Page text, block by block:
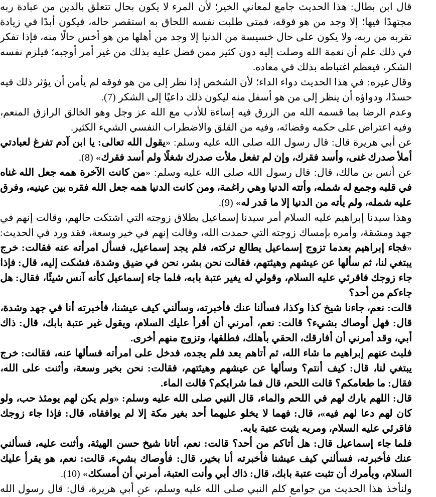
قال ابن بطال: هذا الحديث جامع لمعاني الخير؛ لأن المرء لا يكون بحال تتعلق بالدين من عبادة ربه
مجتهدًا فيها؛ إلا وجد من هو فوقه، فمتى طلبت نفسه اللحاق به استقصر حاله، فيكون أبدًا في زيادة
تقربه من ربه، ولا يكون على حال خسيسة من الدنيا إلا وجد من أهلها من هو أخس حالًا منه، فإذا تفكر
في ذلك علم أن نعمة الله وصلت إليه دون كثير ممن فضل عليه بذلك من غير أمر أوجبه؛ فيلزم نفسه
الشكر، فيعظم اغتباطه بذلك في معاده.
وقال غيره: في هذا الحديث دواء الداء؛ لأن الشخص إذا نظر إلى من هو فوقه لم يأمن أن يؤثر ذلك فيه
حسدًا، ودواؤه أن ينظر إلى من هو أسفل منه ليكون ذلك داعيًا إلى الشكر (7).
وعدم الرضا بما قسمه الله من الزرق فيه إساءة للأدب مع الله عز وجل وهو الخالق الرازق المنعم،
وفيه اعتراض على حكمه وقضائه، وفيه من القلق والاضطراب النفسي الشيء الكثير.
عن أبي هريرة قال: قال رسول الله صلى الله عليه وسلم: «يقول الله تعالى: يا ابن آدم تفرغ لعبادتي
أملأ صدرك غنى، وأسد فقرك، وإن لم تفعل ملأت صدرك شغلًا ولم أسد فقرك» (8).
عن أنس بن مالك، قال: قال رسول الله صلى الله عليه وسلم: «من كانت الآخرة همه جعل الله غناه
في قلبه وجمع له شمله، وأتته الدنيا وهي راغمة، ومن كانت الدنيا همه جعل الله فقره بين عينيه، وفرق
عليه شمله، ولم يأته من الدنيا إلا ما قدر له» (9).
وهذا سيدنا إبراهيم عليه السلام أمر سيدنا إسماعيل بطلاق زوجته التي اشتكت حالهم، وقالت إنهم في
جهد ومشقة، وأمره بإمساك زوجته التي حمدت الله، وقالت إنهم في خير وسعة، فقد ورد في الحديث:
«فجاء إبراهيم بعدما تزوج إسماعيل يطالع تركته، فلم يجد إسماعيل، فسأل امرأته عنه فقالت: خرج
يبتغي لنا، ثم سألها عن عيشهم وهيئتهم، فقالت نحن بشر، نحن في ضيق وشدة، فشكت إليه، قال: فإذا
جاء زوجك فاقرئي عليه السلام، وقولي له يغير عتبة بابه، فلما جاء إسماعيل كأنه آنس شيئًا، فقال: هل
جاءكم من أحد؟
قالت: نعم، جاءنا شيخ كذا وكذا، فسألنا عنك فأخبرته، وسألني كيف عيشنا، فأخبرته أنا في جهد وشدة،
قال: فهل أوصاك بشيء؟ قالت: نعم، أمرني أن أقرأ عليك السلام، ويقول غير عتبة بابك، قال: ذاك
أبي، وقد أمرني أن أفارقك، الحقي بأهلك، فطلقها، وتزوج منهم أخرى.
فلبث عنهم إبراهيم ما شاء الله، ثم أتاهم بعد فلم يجده، فدخل على امرأته فسألها عنه، فقالت: خرج
يبتغي لنا، قال: كيف أنتم؟ وسألها عن عيشهم وهيئتهم، فقالت: نحن بخير وسعة، وأثنت على الله،
فقال: ما طعامكم؟ قالت اللحم، قال فما شرابكم؟ قالت الماء.
قال: اللهم بارك لهم في اللحم والماء، قال النبي صلى الله عليه وسلم: «ولم يكن لهم يومئذ حب، ولو
كان لهم دعا لهم فيه»، قال: فهما لا يخلو عليهما أحد بغير مكة إلا لم يوافقاه، قال: فإذا جاء زوجك
فاقرئي عليه السلام، ومريه يثبت عتبة بابه.
فلما جاء إسماعيل قال: هل أتاكم من أحد؟ قالت: نعم، أتانا شيخ حسن الهيئة، وأثنت عليه، فسألني
عنك فأخبرته، فسألني كيف عيشنا فأخبرته أنا بخير، قال: فأوصاك بشيء، قالت: نعم، هو يقرأ عليك
السلام، ويأمرك أن تثبت عتبة بابك، قال: ذاك أبي وأنت العتبة، أمرني أن أمسكك» (10).
ولنأخذ هذا الحديث من جوامع كلم النبي صلى الله عليه وسلم، عن أبي هريرة، قال: قال رسول الله